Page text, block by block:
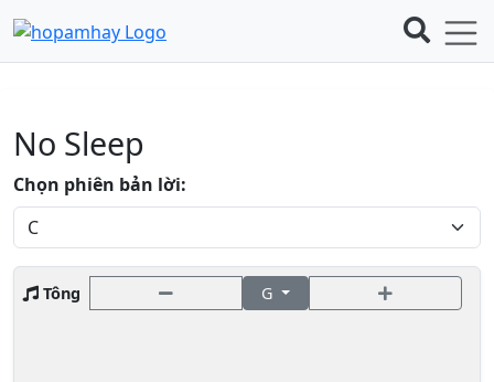
No Sleep
Chọn phiên bản lời:
Tông G